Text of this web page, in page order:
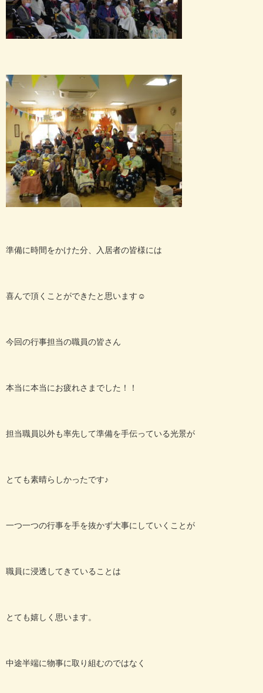
準備に時間をかけた分、入居者の皆様には
喜んで頂くことができたと思います☺
今回の行事担当の職員の皆さん
本当に本当にお疲れさまでした！！
担当職員以外も率先して準備を手伝っている光景が
とても素晴らしかったです♪
一つ一つの行事を手を抜かず大事にしていくことが
職員に浸透してきていることは
とても嬉しく思います。
中途半端に物事に取り組むのではなく